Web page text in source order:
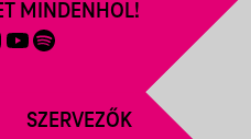
SZERVEZŐK
MINDENHOL!